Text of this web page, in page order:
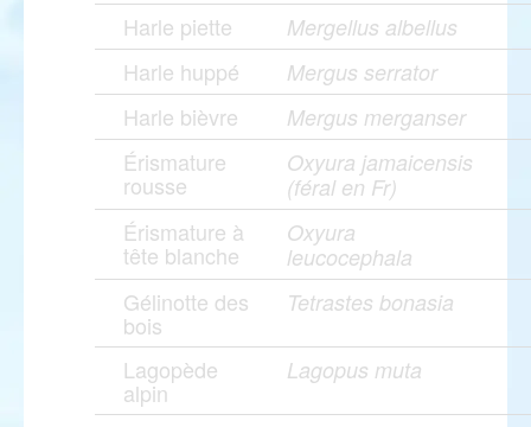
Harle piette Mergellus albellus
Harle huppé Mergus serrator
Harle bièvre Mergus merganser
Érismature
rousse
Oxyura jamaicensis
(féral en Fr)
Érismature à
tête blanche
Oxyura
leucocephala
Gélinotte des
bois
Tetrastes bonasia
Lagopède
alpin
Lagopus muta